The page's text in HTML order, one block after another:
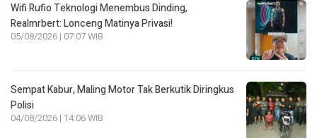
Wifi Rufio Teknologi Menembus Dinding,
Realmrbert: Lonceng Matinya Privasi!
05/08/2026 | 07:07 WIB
Sempat Kabur, Maling Motor Tak Berkutik Diringkus
Polisi
04/08/2026 | 14:06 WIB